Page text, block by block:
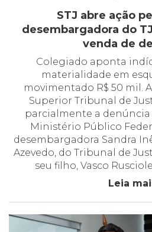
STJ abre ação
desembargadora do
venda de
Colegiado aponta
materialidade em
movimentado R$ 50 mil.
Superior Tribunal de
parcialmente a
Ministério Público
desembargadora Sandra
Azevedo, do Tribunal de
seu filho, Vasco
Leia